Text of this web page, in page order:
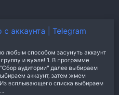
с аккаунта | Telegram
любым способом засунуть аккаунт
и вуаля! 1. В программе
аудитории" далее выбираем
аккаунт, затем жмем
всплывающего списка выбираем